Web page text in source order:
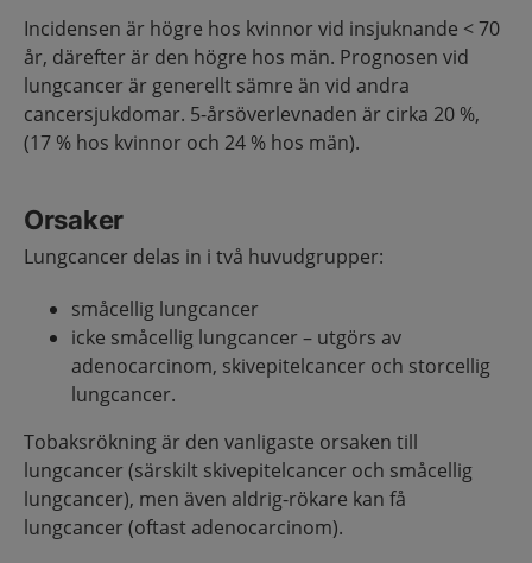
Incidensen är högre hos kvinnor vid insjuknande < 70
år, därefter är den högre hos män. Prognosen vid
lungcancer är generellt sämre än vid andra
cancersjukdomar. 5-årsöverlevnaden är cirka 20 %,
(17 % hos kvinnor och 24 % hos män).
Orsaker
Lungcancer delas in i två huvudgrupper:
småcellig lungcancer
icke småcellig lungcancer – utgörs av
adenocarcinom, skivepitelcancer och storcellig
lungcancer.
Tobaksrökning är den vanligaste orsaken till
lungcancer (särskilt skivepitelcancer och småcellig
lungcancer), men även aldrig-rökare kan få
lungcancer (oftast adenocarcinom).